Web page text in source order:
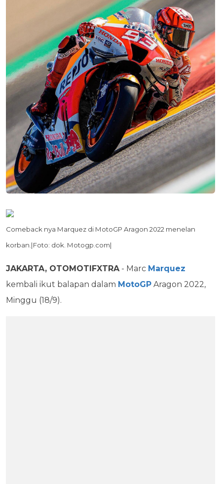
Comeback nya Marquez di MotoGP Aragon 2022 menelan
korban.|Foto: dok. Motogp.com|
JAKARTA, OTOMOTIFXTRA - Marc Marquez
kembali ikut balapan dalam MotoGP Aragon 2022,
Minggu (18/9).